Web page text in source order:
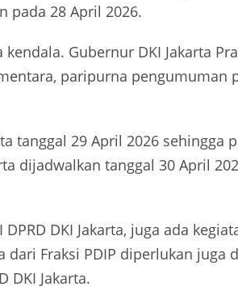
pada 28 April 2026.
Gubernur DKI Jakarta
paripurna pengumuman
tanggal 29 April 2026 sehingga
dijadwalkan tanggal 30 April
DKI Jakarta, juga ada
dari Fraksi PDIP diperlukan juga
DKI Jakarta.